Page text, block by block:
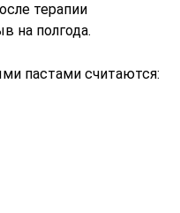
терапии
на полгода.
пастами считаются: